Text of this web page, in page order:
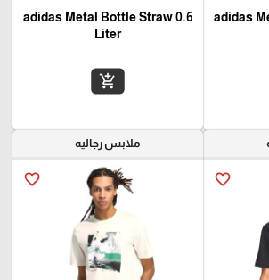
adidas
adidas Metal Bottle Straw 0.6
Liter
add_shopping_cart
favorite_border
ملابس رجاليه
favorite_border